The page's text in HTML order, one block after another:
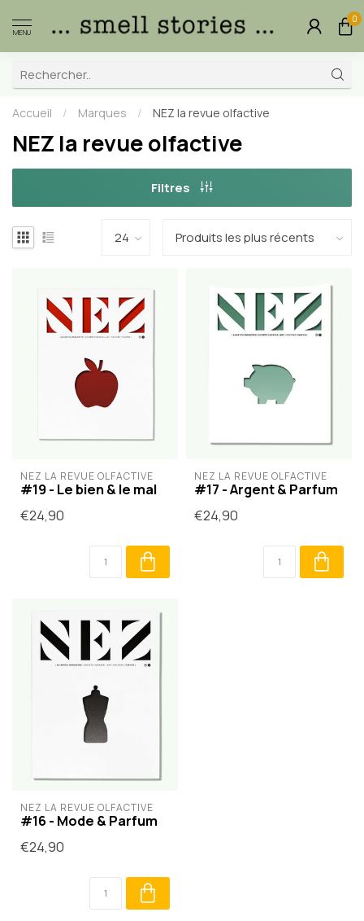
MENU
0
Accueil / Marques / NEZ la revue olfactive
NEZ la revue olfactive
Filtres
NEZ LA REVUE OLFACTIVE
#19 - Le bien & le mal
€24,90
NEZ LA REVUE OLFACTIVE
#17 - Argent & Parfum
€24,90
NEZ LA REVUE OLFACTIVE
#16 - Mode & Parfum
€24,90